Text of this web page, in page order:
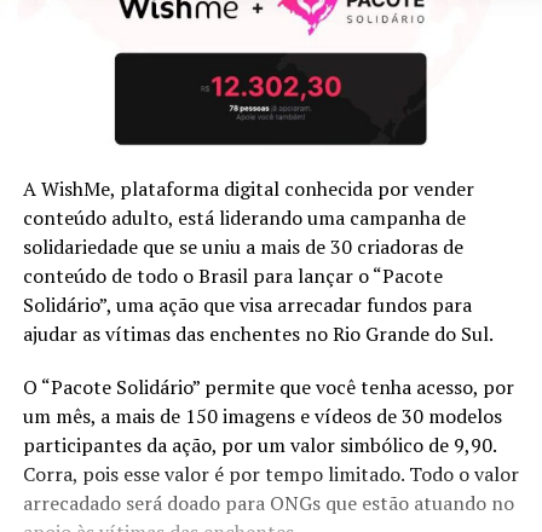
A WishMe, plataforma digital conhecida por vender
conteúdo adulto, está liderando uma campanha de
solidariedade que se uniu a mais de 30 criadoras de
conteúdo de todo o Brasil para lançar o “Pacote
Solidário”, uma ação que visa arrecadar fundos para
ajudar as vítimas das enchentes no Rio Grande do Sul.
O “Pacote Solidário” permite que você tenha acesso, por
um mês, a mais de 150 imagens e vídeos de 30 modelos
participantes da ação, por um valor simbólico de 9,90.
Corra, pois esse valor é por tempo limitado. Todo o valor
arrecadado será doado para ONGs que estão atuando no